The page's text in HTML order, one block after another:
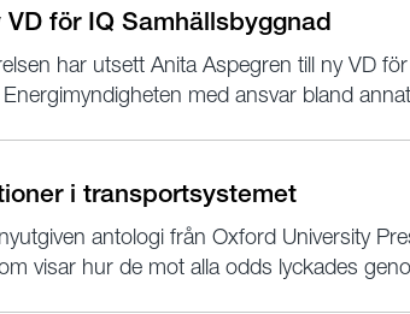
för IQ Samhällsbyggnad
har utsett Anita Aspegren till ny VD
med ansvar bland
i transportsystemet
antologi från Oxford University
visar hur de mot alla odds lyckades